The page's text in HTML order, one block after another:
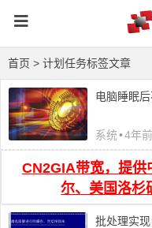
首页 > 计划任务标签文章
电脑睡眠
系统•4年
CN2GIA带宽，提供
尔、美国洛杉
批处理实